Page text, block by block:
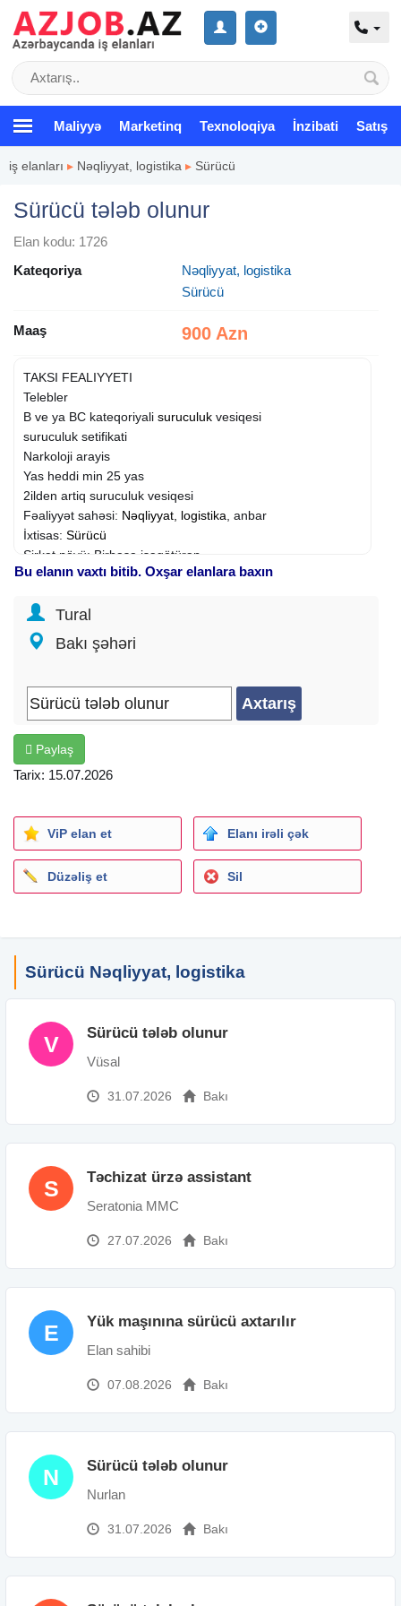
Maliyyə Marketinq Texnoloqiya İnzibati Satış
iş elanları ▸ Nəqliyyat, logistika ▸ Sürücü
Sürücü tələb olunur
Elan kodu: 1726
Kateqoriya
Nəqliyyat, logistika
Sürücü
Maaş 900 Azn
TAKSI FEALIYYETI
Telebler
B ve ya BC kateqoriyali suruculuk vesiqesi
suruculuk setifikati
Narkoloji arayis
Yas heddi min 25 yas
2ilden artiq suruculuk vesiqesi
Fəaliyyət sahəsi: Nəqliyyat, logistika , anbar
İxtisas: Sürücü
Şirkət növü: Birbaşa işəgötürən
İş qrafiki: Tam
Təhsil: Orta
İş yerinin ünvanı: Avtovağzal m.
Distant iş: Bəli
Bu elanın vaxtı bitib. Oxşar elanlara baxın
Tural
Bakı şəhəri
Paylaş
Tarix: 15.07.2026
ViP elan et Elanı irəli çək
Düzəliş et Sil
Sürücü Nəqliyyat, logistika
V Sürücü tələb olunur
Vüsal
31.07.2026 Bakı
S Təchizat ürzə assistant
Seratonia MMC
27.07.2026 Bakı
E Yük maşınına sürücü axtarılır
Elan sahibi
07.08.2026 Bakı
N Sürücü tələb olunur
Nurlan
31.07.2026 Bakı